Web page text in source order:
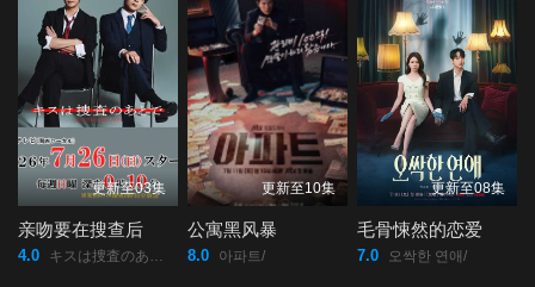
更新至03集
亲吻要在搜查后
4.0 キスは捜査のあとで/
更新至10集
公寓黑风暴
8.0 아파트/
更新至08集
毛骨悚然的恋爱
7.0 오싹한 연애/